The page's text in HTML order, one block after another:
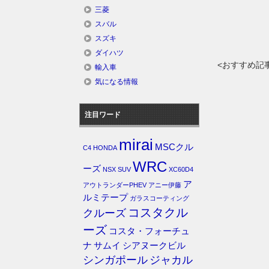
<おすすめ記
三菱
スバル
スズキ
ダイハツ
輸入車
気になる情報
注目ワード
C4 HONDA mirai MSCクル
ーズ NSX SUV WRC XC60D4
アウトランダーPHEV アニー伊藤 ア
ルミテープ ガラスコーティング
クルーズ コスタクル
ーズ コスタ・フォーチュ
ナ サムイ シアヌークビル
シンガポール ジャカル